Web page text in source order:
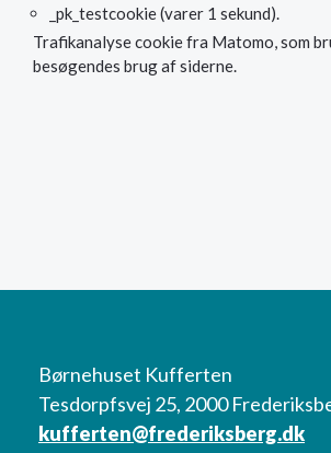
_pk_testcookie (varer 1 sekund).
Trafikanalyse cookie fra Matomo, som
besøgendes brug af siderne.
Børnehuset Kufferten
Tesdorpfsvej 25, 2000
kufferten@frederiksberg.dk